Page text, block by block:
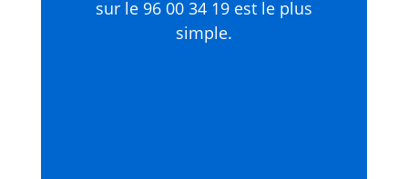
sur le 96 00 34 19 est le plus
simple.